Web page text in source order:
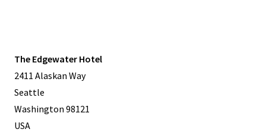
The Edgewater Hotel
2411 Alaskan Way
Seattle
Washington 98121
USA